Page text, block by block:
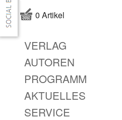
0 Artikel
VERLAG
AUTOREN
PROGRAMM
AKTUELLES
SERVICE